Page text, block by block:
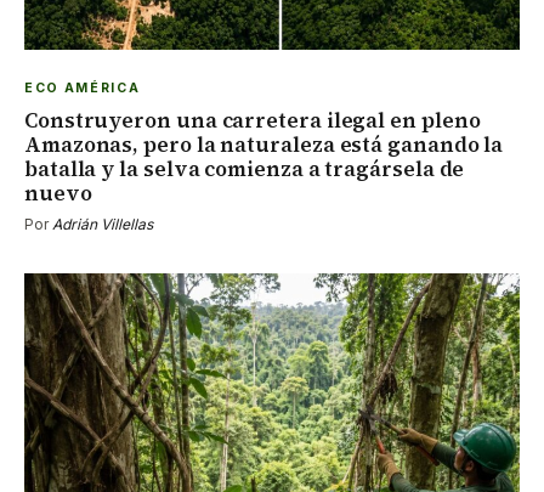
ECO AMÉRICA
Construyeron una carretera ilegal en pleno
Amazonas, pero la naturaleza está ganando la
batalla y la selva comienza a tragársela de
nuevo
PorAdrián Villellas